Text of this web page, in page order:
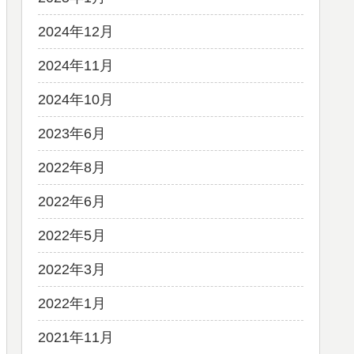
2024年12月
2024年11月
2024年10月
2023年6月
2022年8月
2022年6月
2022年5月
2022年3月
2022年1月
2021年11月